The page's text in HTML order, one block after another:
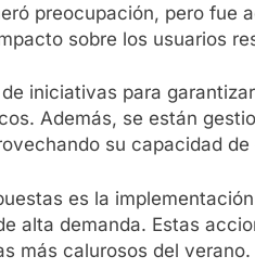
preocupación, pero fue
sobre los usuarios
iniciativas para
Además, se están
su capacidad de
es la
alta demanda. Estas
más calurosos del verano.